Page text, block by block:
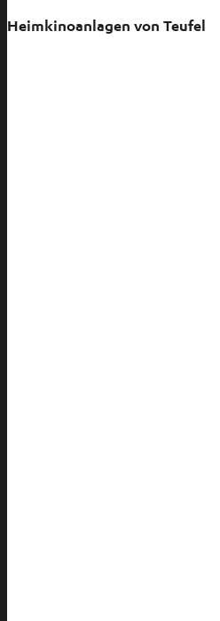
Heimkinoanlagen von Teufel